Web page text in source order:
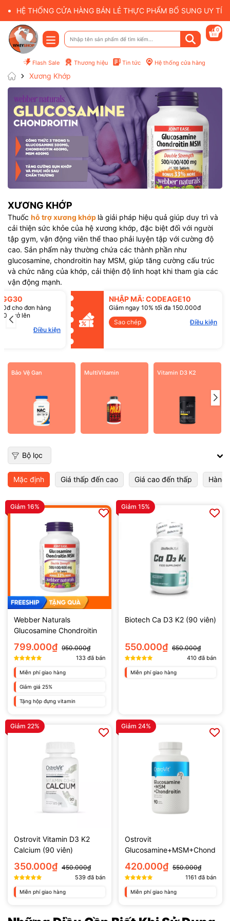
HỆ THỐNG CỬA HÀNG BÁN LẺ THỰC PHẨM BỔ SUNG UY
Flash Sale Thương hiệu Tin tức Hệ thống cửa hàng
0
Xương Khớp
XƯƠNG KHỚP
Thuốc hỗ trợ xương khớp là giải pháp hiệu quả giúp duy trì và
cải thiện sức khỏe của hệ xương khớp, đặc biệt đối với người
tập gym, vận động viên thể thao phải luyện tập với cường độ
cao. Sản phẩm này thường chứa các thành phần như
glucosamine, chondroitin hay MSM, giúp tăng cường cấu trúc
và chức năng của khớp, cải thiện độ linh hoạt khi tham gia các
vận động mạnh.
cho đơn hàng
trở lên
Điều kiện
NHẬP MÃ: CODEAGE10
Giảm ngay 10% tối đa 150.000đ
Sao chép
Điều kiện
Mã giảm giá:
Điều kiện:
Bảo Vệ Gan MultiVitamin Vitamin D3 K2
Bộ lọc
Mặc định Giá thấp đến cao Giá cao đến thấp Hàng
Giảm 16%
Webber Naturals
Glucosamine Chondroitin
MSM (120 viên)
799.000₫ 950.000₫
133 đã bán
Miễn phí giao hàng
Giảm giá 25%
Tặng hộp đựng vitamin
Giảm 15%
Biotech Ca D3 K2 (90 viên)
550.000₫ 650.000₫
410 đã bán
Miễn phí giao hàng
Giảm 22%
Ostrovit Vitamin D3 K2
Calcium (90 viên)
350.000₫ 450.000₫
539 đã bán
Miễn phí giao hàng
Giảm 24%
Ostrovit
Glucosamine+MSM+Chond
roitin (90 viên)
420.000₫ 550.000₫
1161 đã bán
Miễn phí giao hàng